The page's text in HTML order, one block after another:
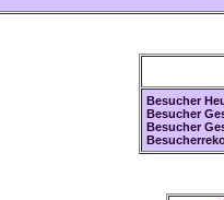
Besucher
Besucher
Besucher